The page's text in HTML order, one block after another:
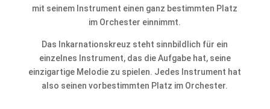
mit seinem Instrument einen ganz bestimmten Platz
im Orchester einnimmt.
Das Inkarnationskreuz steht sinnbildlich für ein
einzelnes Instrument, das die Aufgabe hat, seine
einzigartige Melodie zu spielen. Jedes Instrument hat
also seinen vorbestimmten Platz im Orchester.